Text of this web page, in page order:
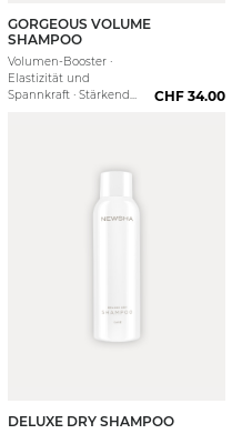
1000 ml250 ml
GORGEOUS VOLUME
SHAMPOO
Volumen-Booster ·
Elastizität und
Spannkraft · Stärkend
CHF 34.00
1000 ml200 ml
DELUXE DRY SHAMPOO